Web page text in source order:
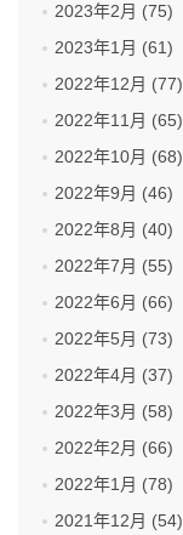
2023年2月 (75)
2023年1月 (61)
2022年12月 (77)
2022年11月 (65)
2022年10月 (68)
2022年9月 (46)
2022年8月 (40)
2022年7月 (55)
2022年6月 (66)
2022年5月 (73)
2022年4月 (37)
2022年3月 (58)
2022年2月 (66)
2022年1月 (78)
2021年12月 (54)